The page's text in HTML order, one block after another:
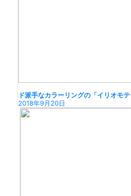
ド派手なカラーリングの「イリオモ
2018年9月20日